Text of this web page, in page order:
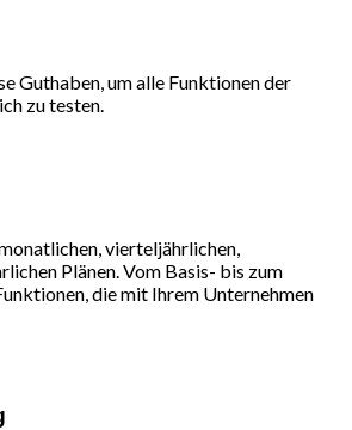
Guthaben, um alle Funktionen der
zu testen.
vierteljährlichen,
Plänen. Vom Basis- bis zum
die mit Ihrem Unternehmen